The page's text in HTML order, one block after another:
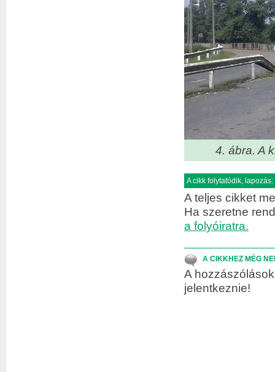
4. ábra. A
A cikk folytatódik, lapozás:
A teljes cikket
Ha szeretne
a folyóiratra.
A CIKKHEZ MÉG
A
jelentkeznie!